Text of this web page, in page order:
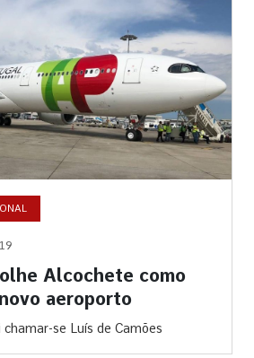
Alcochete como
aeroporto
chamar-se Luís de Camões